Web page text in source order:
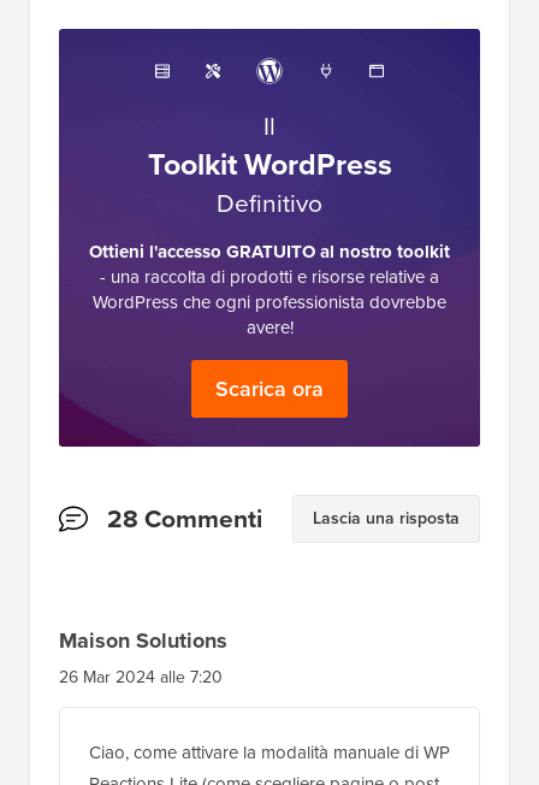
Il
Toolkit WordPress
Definitivo
Ottieni l'accesso GRATUITO al nostro toolkit
- una raccolta di prodotti e risorse relative a
WordPress che ogni professionista dovrebbe
avere!
Scarica ora
Interazioni
28 Commenti Lascia una risposta
Maison Solutions
26 Mar 2024 alle 7:20
Ciao, come attivare la modalità manuale di WP